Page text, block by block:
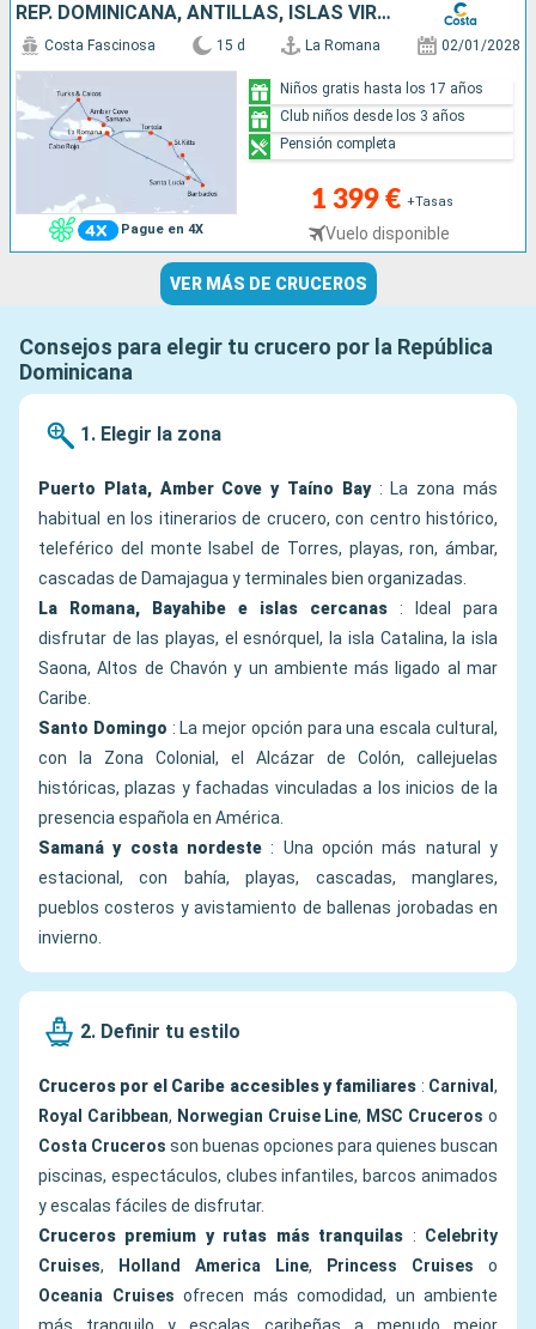
REP. DOMINICANA, ANTILLAS, ISLAS VÍRGENES, TURKS E ISLAS CAICOS
Pague en 4X
Costa Fascinosa 15 d La Romana 02/01/2028
1 399 € +Tasas
Vuelo disponible
Niños gratis hasta los 17 años
Club niños desde los 3 años
Pensión completa
VER MÁS DE CRUCEROS
Consejos para elegir tu crucero por la República
Dominicana
1. Elegir la zona
Puerto Plata, Amber Cove y Taíno Bay: La zona más
habitual en los itinerarios de crucero, con centro histórico,
teleférico del monte Isabel de Torres, playas, ron, ámbar,
cascadas de Damajagua y terminales bien organizadas.
La Romana, Bayahibe e islas cercanas : Ideal para
disfrutar de las playas, el esnórquel, la isla Catalina, la isla
Saona, Altos de Chavón y un ambiente más ligado al mar
Caribe.
Santo Domingo : La mejor opción para una escala cultural,
con la Zona Colonial, el Alcázar de Colón, callejuelas
históricas, plazas y fachadas vinculadas a los inicios de la
presencia española en América.
Samaná y costa nordeste : Una opción más natural y
estacional, con bahía, playas, cascadas, manglares,
pueblos costeros y avistamiento de ballenas jorobadas en
invierno.
2. Definir tu estilo
Cruceros por el Caribe accesibles y familiares : Carnival ,
Royal Caribbean, Norwegian Cruise Line, MSC Cruceros o
Costa Cruceros son buenas opciones para quienes buscan
piscinas, espectáculos, clubes infantiles, barcos animados
y escalas fáciles de disfrutar.
Cruceros premium y rutas más tranquilas : Celebrity
Cruises, Holland America Line, Princess Cruises o
Oceania Cruises ofrecen más comodidad, un ambiente